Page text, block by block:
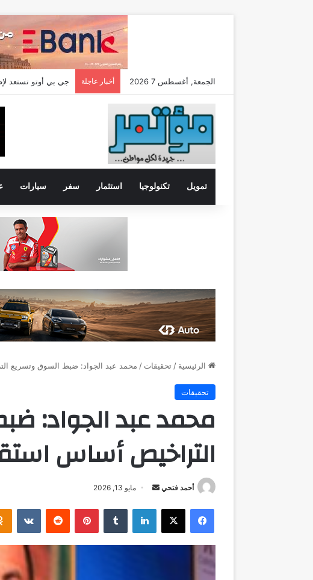
الجمعة, أغسطس 7 2026 أخبار عاجلة
تمويل تكنولوجيا استثمار سفر سيارات
الرئيسية / تحقيقات / محمد عبد الجواد: ضبط السوق وتسريع
تحقيقات
محمد عبد الجواد:
التراخيص أساس
أحمد فتحي
أرسل
إلكترونيا
مايو 13, 2026
فيسبوك ‫X لينكدإن بينتيريست